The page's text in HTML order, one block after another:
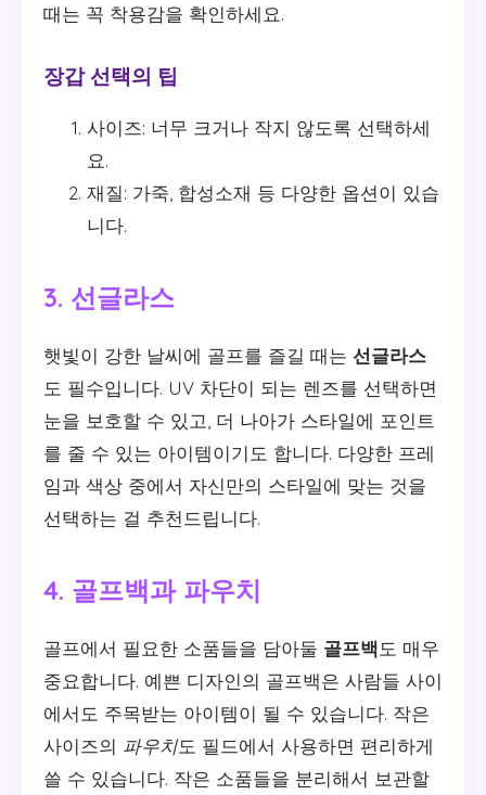
때는 꼭 착용감을 확인하세요.
장갑 선택의 팁
사이즈: 너무 크거나 작지 않도록 선택하세
요.
재질: 가죽, 합성소재 등 다양한 옵션이 있습
니다.
3. 선글라스
햇빛이 강한 날씨에 골프를 즐길 때는 선글라스
도 필수입니다. UV 차단이 되는 렌즈를 선택하면
눈을 보호할 수 있고, 더 나아가 스타일에 포인트
를 줄 수 있는 아이템이기도 합니다. 다양한 프레
임과 색상 중에서 자신만의 스타일에 맞는 것을
선택하는 걸 추천드립니다.
4. 골프백과 파우치
골프에서 필요한 소품들을 담아둘 골프백도 매우
중요합니다. 예쁜 디자인의 골프백은 사람들 사이
에서도 주목받는 아이템이 될 수 있습니다. 작은
사이즈의 파우치도 필드에서 사용하면 편리하게
쓸 수 있습니다. 작은 소품들을 분리해서 보관할